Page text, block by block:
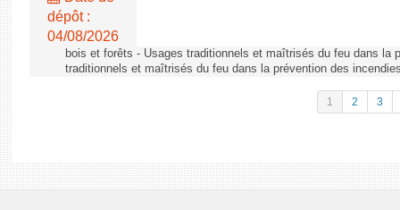
dépôt :
04/08/2026
bois et forêts - Usages traditionnels et maîtrisés du feu dans la
traditionnels et maîtrisés du feu dans la prévention des
1 2 3